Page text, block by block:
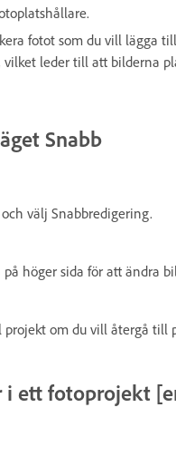
fotot som du vill lägga
vilket leder till att bilderna
Snabb
välj Snabbredigering.
höger sida för att ändra
om du vill återgå till
i ett fotoprojekt